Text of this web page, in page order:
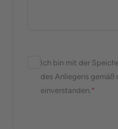
Ich bin mit der
des Anliegens gemäß
einverstanden.*